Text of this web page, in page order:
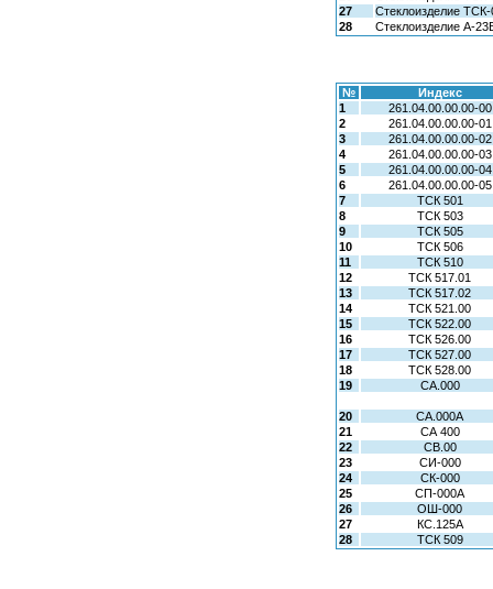
27
Стеклоизделие ТСК-
28
Стеклоизделие А-
№
Индекс
1
261.04.00.00.00-00
2
261.04.00.00.00-01
3
261.04.00.00.00-02
4
261.04.00.00.00-03
5
261.04.00.00.00-04
6
261.04.00.00.00-05
7
ТСК 501
8
ТСК 503
9
ТСК 505
10
ТСК 506
11
ТСК 510
12
ТСК 517.01
13
ТСК 517.02
14
ТСК 521.00
15
ТСК 522.00
16
ТСК 526.00
17
ТСК 527.00
18
ТСК 528.00
19
СА.000
20
СА.000А
21
СА 400
22
СВ.00
23
СИ-000
24
СК-000
25
СП-000А
26
ОШ-000
27
КС.125А
28
ТСК 509